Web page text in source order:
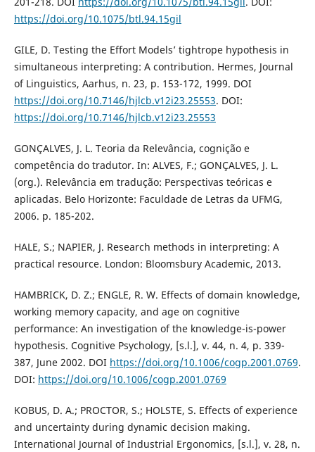
https://doi.org/10.1075/btl.94.15gil
GILE, D. Testing the Effort Models’ tightrope hypothesis in
simultaneous interpreting: A contribution. Hermes, Journal
of Linguistics, Aarhus, n. 23, p. 153-172, 1999. DOI
https://doi.org/10.7146/hjlcb.v12i23.25553. DOI:
https://doi.org/10.7146/hjlcb.v12i23.25553
GONÇALVES, J. L. Teoria da Relevância, cognição e
competência do tradutor. In: ALVES, F.; GONÇALVES, J. L.
(org.). Relevância em tradução: Perspectivas teóricas e
aplicadas. Belo Horizonte: Faculdade de Letras da UFMG,
2006. p. 185-202.
HALE, S.; NAPIER, J. Research methods in interpreting: A
practical resource. London: Bloomsbury Academic, 2013.
HAMBRICK, D. Z.; ENGLE, R. W. Effects of domain knowledge,
working memory capacity, and age on cognitive
performance: An investigation of the knowledge-is-power
hypothesis. Cognitive Psychology, [s.l.], v. 44, n. 4, p. 339-
387, June 2002. DOI https://doi.org/10.1006/cogp.2001.0769.
DOI: https://doi.org/10.1006/cogp.2001.0769
KOBUS, D. A.; PROCTOR, S.; HOLSTE, S. Effects of experience
and uncertainty during dynamic decision making.
International Journal of Industrial Ergonomics, [s.l.], v. 28, n.